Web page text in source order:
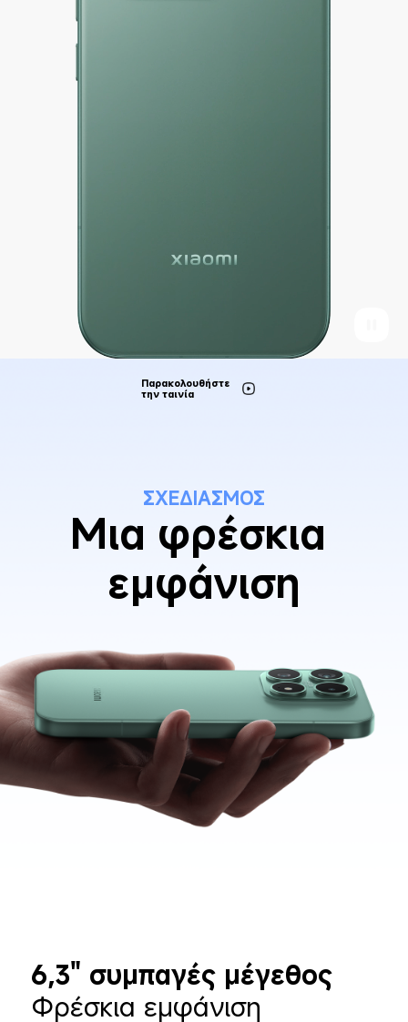
Παρακολουθήστε
την ταινία
ΣΧΕΔΙΑΣΜΟΣ
Μια φρέσκια
εμφάνιση
6,3" συμπαγές μέγεθος
Φρέσκια εμφάνιση